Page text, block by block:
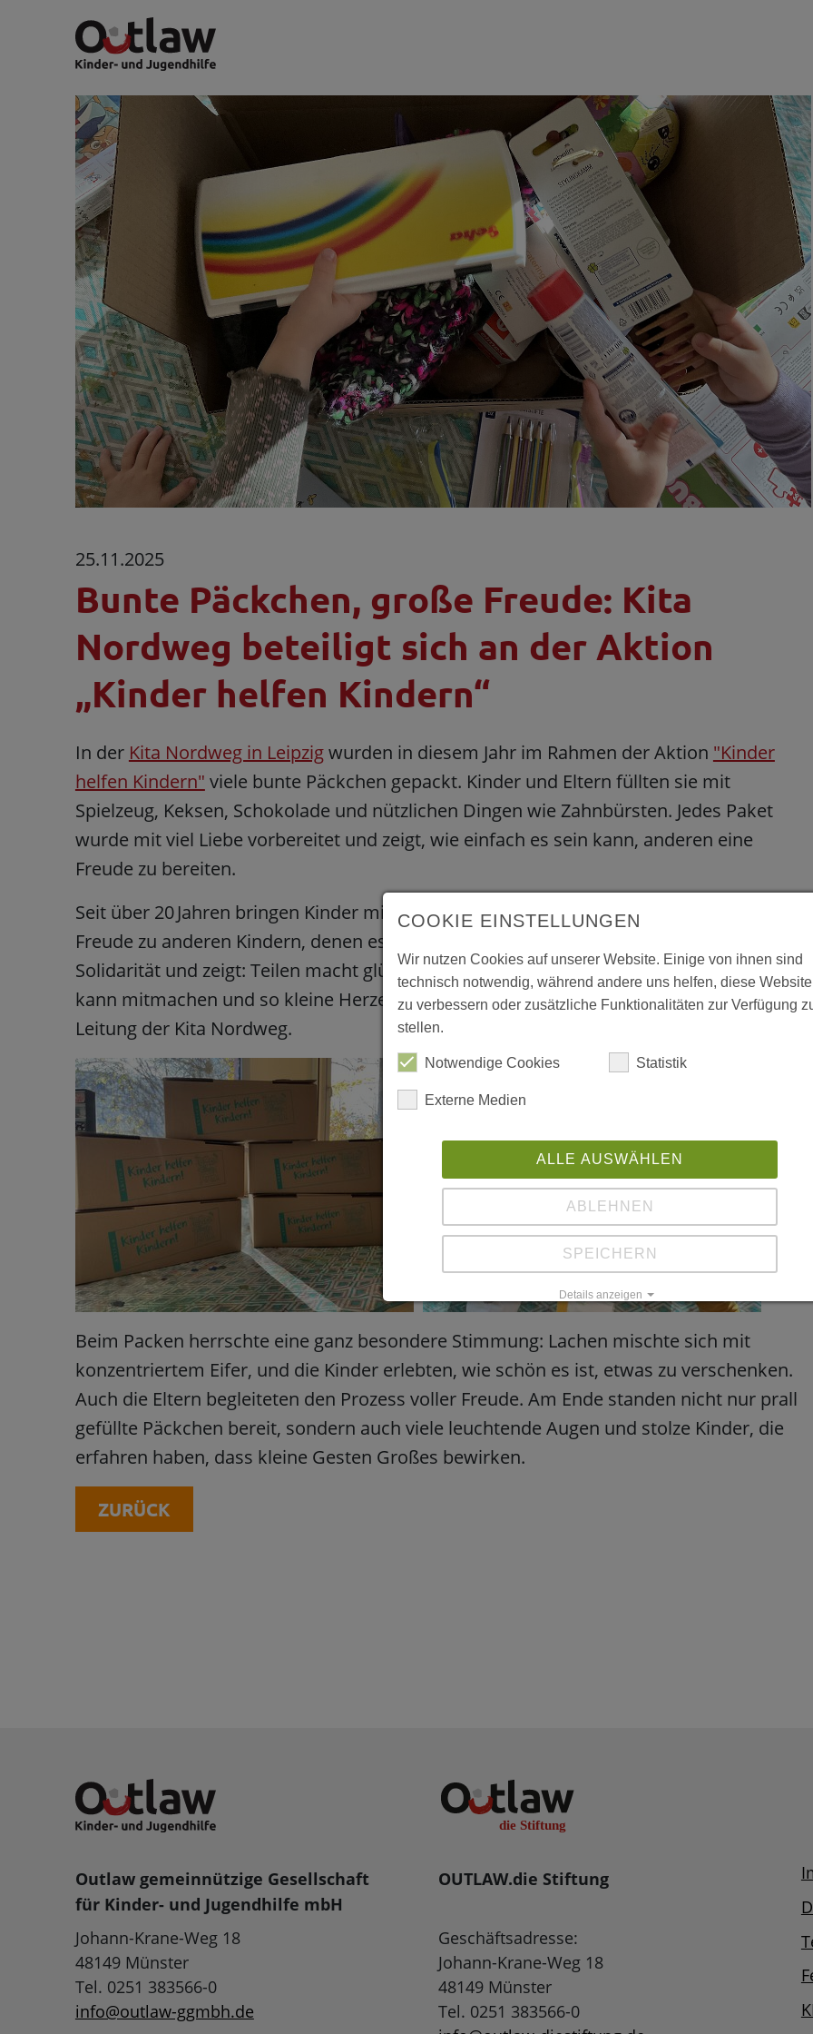
25.11.2025
Bunte Päckchen, große Freude: Kita
Nordweg beteiligt sich an der Aktion
„Kinder helfen Kindern“
In der Kita Nordweg in Leipzigwurden in diesem Jahr im Rahmen der Aktion "Kinder
helfen Kindern" viele bunte Päckchen gepackt. Kinder und Eltern füllten sie mit
Spielzeug, Keksen, Schokolade und nützlichen Dingen wie Zahnbürsten. Jedes Paket
wurde mit viel Liebe vorbereitet und zeigt, wie einfach es sein kann, anderen eine
Freude zu bereiten.
Seit über 20 Jahren bringen Kinder mit ihren liebevoll gepackten Geschenkpaketen
Freude zu anderen Kindern, denen es nicht so gut geht. „Die Aktion fördert Mitgefühl,
Solidarität und zeigt: Teilen macht glücklich. Ob als Familie, Schule oder Kita – jede:r
kann mitmachen und so kleine Herzen zum Strahlen bringen“, betont Nadine Hahm,
Leitung der Kita Nordweg.
Beim Packen herrschte eine ganz besondere Stimmung: Lachen mischte sich mit
konzentriertem Eifer, und die Kinder erlebten, wie schön es ist, etwas zu verschenken.
Auch die Eltern begleiteten den Prozess voller Freude. Am Ende standen nicht nur prall
gefüllte Päckchen bereit, sondern auch viele leuchtende Augen und stolze Kinder, die
erfahren haben, dass kleine Gesten Großes bewirken.
ZURÜCK
Outlaw gemeinnützige Gesellschaft
für Kinder- und Jugendhilfe mbH
Johann-Krane-Weg 18
48149 Münster
Tel. 0251 383566-0
info@outlaw-ggmbh.de
OUTLAW.die Stiftung
Geschäftsadresse:
Johann-Krane-Weg 18
48149 Münster
Tel. 0251 383566-0
COOKIE EINSTELLUNGEN
Wir nutzen Cookies auf unserer Website. Einige von ihnen sind
technisch notwendig, während andere uns helfen, diese Website
zu verbessern oder zusätzliche Funktionalitäten zur Verfügung
stellen.
Notwendige Cookies Statistik
Externe Medien
ALLE AUSWÄHLEN
ABLEHNEN
SPEICHERN
Details anzeigen